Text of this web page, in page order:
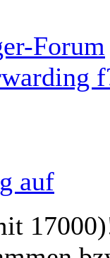
Forum
auf